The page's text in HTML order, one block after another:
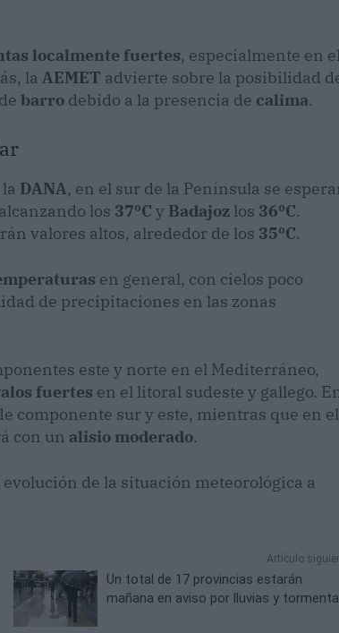
localmente fuertes, especialmente en
la AEMET advierte sobre la posibilidad
barro debido a la presencia de calima.
DANA, en el sur de la Península se
alcanzando los 37ºC y Badajoz los 36ºC.
valores altos, alrededor de los 35ºC.
en general, con cielos poco
de precipitaciones en las zonas
este y norte en el Mediterráneo,
fuertes en el litoral sudeste y gallego.
componente sur y este, mientras que en el
con un alisio moderado.
de la situación meteorológica a
Artículo
Un total de 17 provincias estarán
mañana en aviso por lluvias y